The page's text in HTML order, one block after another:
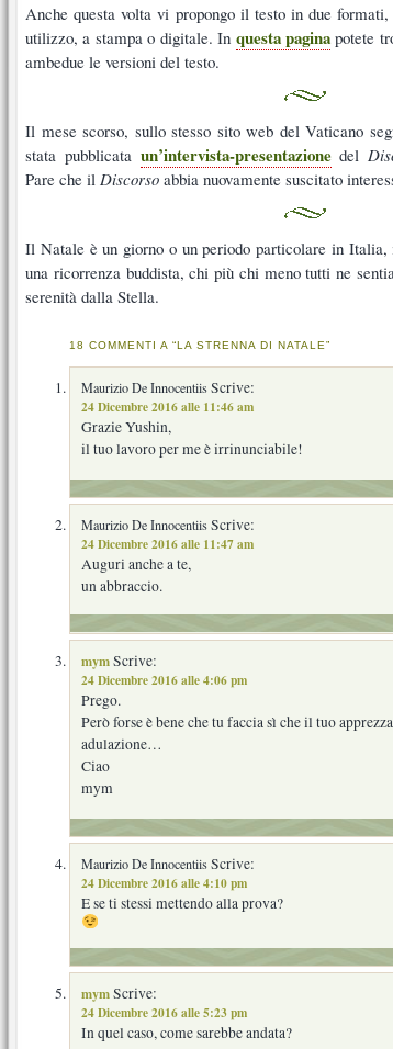
Anche questa volta vi propongo il testo in due
utilizzo, a stampa o digitale. In questa paginapotete
ambedue le versioni del testo.
Il mese scorso, sullo stesso sito web del Vaticano
stata pubblicata un’intervista-presentazionedel
Pare che il Discorso abbia nuovamente suscitato
Il Natale è un giorno o un periodo particolare in Italia,
una ricorrenza buddista, chi più chi meno tutti ne
serenità dalla Stella.
18 COMMENTI A “LA STRENNA DI NATALE”
Maurizio De InnocentiisScrive:
24 Dicembre 2016 alle 11:46 am
Grazie Yushin,
il tuo lavoro per me è irrinunciabile!
Maurizio De InnocentiisScrive:
24 Dicembre 2016 alle 11:47 am
Auguri anche a te,
un abbraccio.
mymScrive:
24 Dicembre 2016 alle 4:06 pm
Prego.
Però forse è bene che tu faccia sì che il tuo
adulazione…
Ciao
mym
Maurizio De InnocentiisScrive:
24 Dicembre 2016 alle 4:10 pm
E se ti stessi mettendo alla prova?
mymScrive:
24 Dicembre 2016 alle 5:23 pm
In quel caso, come sarebbe andata?